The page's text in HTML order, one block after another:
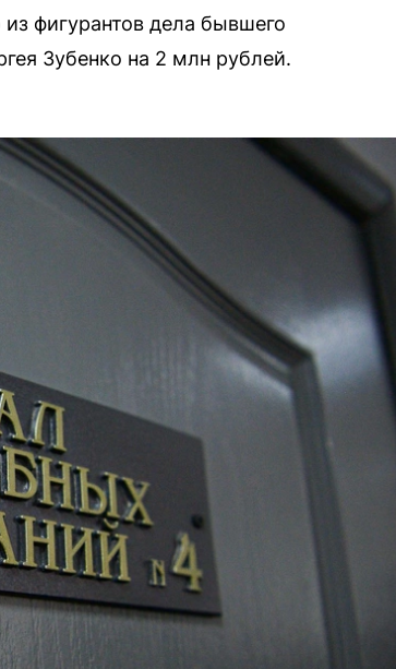
фигурантов дела бывшего
Зубенко на 2 млн рублей.